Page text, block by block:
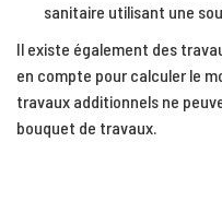
sanitaire utilisant une
Il existe également des
en compte pour calculer le
travaux additionnels ne
bouquet de travaux.